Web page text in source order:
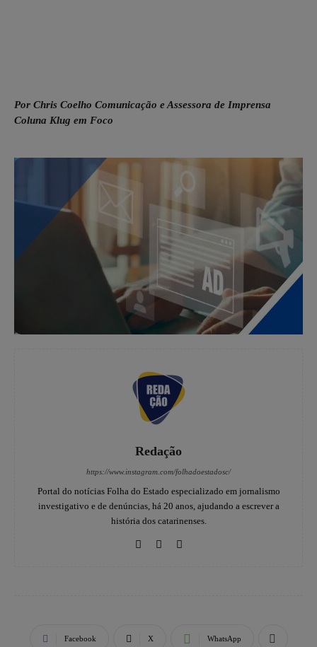
Por Chris Coelho Comunicação e Assessora de Imprensa
Coluna Klug em Foco
Redação
https://www.instagram.com/folhadoestadosc/
Portal do notícias Folha do Estado especializado em jornalismo
investigativo e de denúncias, há 20 anos, ajudando a escrever a
história dos catarinenses.
Facebook X WhatsApp